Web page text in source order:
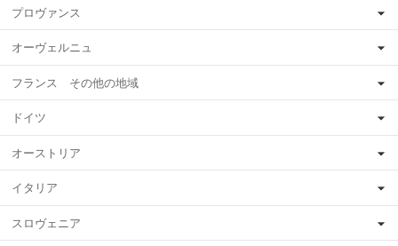
プロヴァンス
オーヴェルニュ
フランス その他の地域
ドイツ
オーストリア
イタリア
スロヴェニア